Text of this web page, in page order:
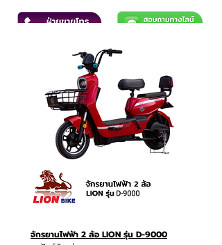
จักรยานไฟฟ้า 2 ล้อ LION รุ่น D-9000